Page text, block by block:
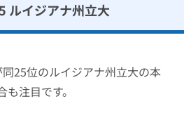
ルイジアナ州立大
25位のルイジアナ州立大の本
注目です。